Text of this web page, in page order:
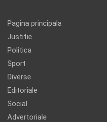
Pagina principala
Justitie
Politica
Sport
Diverse
Editoriale
Social
Advertoriale